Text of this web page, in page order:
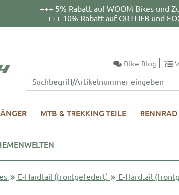
+++ 5% Rabatt auf WOOM Bikes und
+++ 10% Rabatt auf ORTLIEB und
Bike Blog
MTB & TREKKING TEILE
E-Hardtail (frontgefedert) E-Hardtail